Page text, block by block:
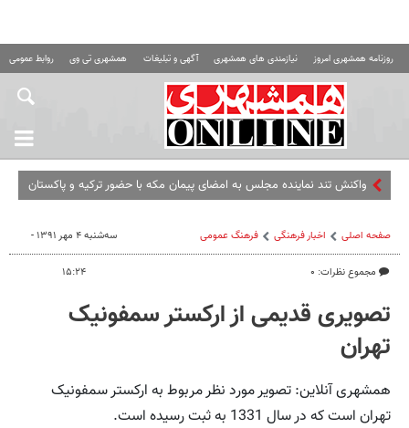
روزنامه همشهری امروز نیازمندی های همشهری آگهی و تبلیغات همشهری تی وی روابط عمومی
واکنش تند نماینده مجلس به امضای پیمان مکه با حضور ترکیه و پاکستان
صفحه اصلی اخبار فرهنگی فرهنگ عمومی
مجموع نظرات: ۰
سه‌شنبه ۴ مهر ۱۳۹۱ -
۱۵:۲۴
تصویری قدیمی از ارکستر سمفونیک
تهران
همشهری آنلاین: تصویر مورد نظر مربوط به ارکستر سمفونیک
تهران است که در سال 1331 به ثبت رسیده است.